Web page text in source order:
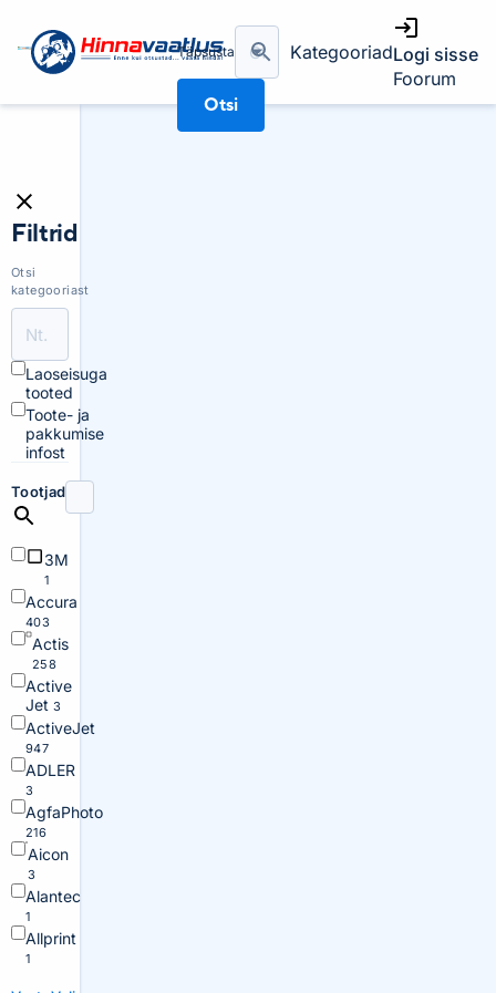
Täpsusta
Otsi
KategooriadLogi sisse
Foorum
Filtrid
Otsi
kategooriast
Laoseisuga
tooted
Toote- ja
pakkumise
infost
Tootjad
3M
1
Accura
403
Actis
258
Active
Jet 3
ActiveJet
947
ADLER
3
AgfaPhoto
216
Aicon
3
Alantec
1
Allprint
1